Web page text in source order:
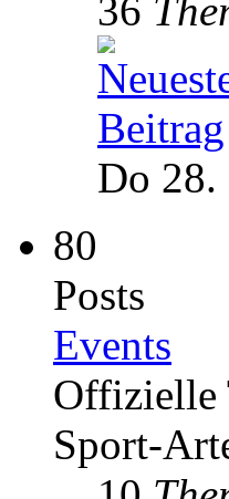
36
Do 28.
80
Posts
Events
Offizielle
Sport-